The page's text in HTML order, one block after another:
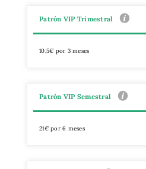
Patrón VIP Trimestral
10,5€ por 3 meses
Patrón VIP Semestral
21€ por 6 meses